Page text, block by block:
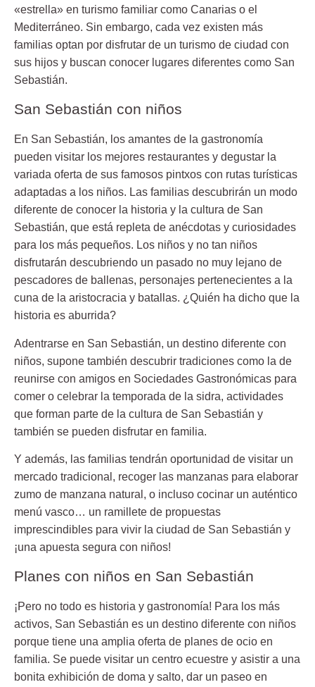
«estrella» en turismo familiar como Canarias o el
Mediterráneo. Sin embargo, cada vez existen más
familias optan por disfrutar de un turismo de ciudad con
sus hijos y buscan conocer lugares diferentes como San
Sebastián.
San Sebastián con niños
En San Sebastián, los amantes de la gastronomía
pueden visitar los mejores restaurantes y degustar la
variada oferta de sus famosos pintxos con rutas turísticas
adaptadas a los niños. Las familias descubrirán un modo
diferente de conocer la historia y la cultura de San
Sebastián, que está repleta de anécdotas y curiosidades
para los más pequeños. Los niños y no tan niños
disfrutarán descubriendo un pasado no muy lejano de
pescadores de ballenas, personajes pertenecientes a la
cuna de la aristocracia y batallas. ¿Quién ha dicho que la
historia es aburrida?
Adentrarse en San Sebastián, un destino diferente con
niños, supone también descubrir tradiciones como la de
reunirse con amigos en Sociedades Gastronómicas para
comer o celebrar la temporada de la sidra, actividades
que forman parte de la cultura de San Sebastián y
también se pueden disfrutar en familia.
Y además, las familias tendrán oportunidad de visitar un
mercado tradicional, recoger las manzanas para elaborar
zumo de manzana natural, o incluso cocinar un auténtico
menú vasco… un ramillete de propuestas
imprescindibles para vivir la ciudad de San Sebastián y
¡una apuesta segura con niños!
Planes con niños en San Sebastián
¡Pero no todo es historia y gastronomía! Para los más
activos, San Sebastián es un destino diferente con niños
porque tiene una amplia oferta de planes de ocio en
familia. Se puede visitar un centro ecuestre y asistir a una
bonita exhibición de doma y salto, dar un paseo en